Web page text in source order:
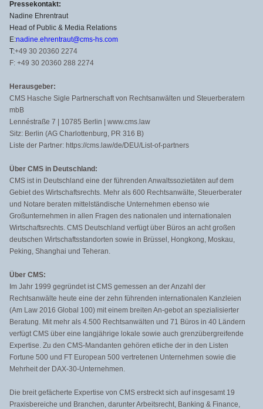
Pressekontakt:
Nadine Ehrentraut
Head of Public & Media Relations
E:nadine.ehrentraut@cms-hs.com
T:+49 30 20360 2274
F: +49 30 20360 288 2274
Herausgeber:
CMS Hasche Sigle Partnerschaft von Rechtsanwälten und Steuerberatern
mbB
Lennéstraße 7 | 10785 Berlin | www.cms.law
Sitz: Berlin (AG Charlottenburg, PR 316 B)
Liste der Partner: https://cms.law/de/DEU/List-of-partners
Über CMS in Deutschland:
CMS ist in Deutschland eine der führenden Anwaltssozietäten auf dem
Gebiet des Wirtschaftsrechts. Mehr als 600 Rechtsanwälte, Steuerberater
und Notare beraten mittelständische Unternehmen ebenso wie
Großunternehmen in allen Fragen des nationalen und internationalen
Wirtschaftsrechts. CMS Deutschland verfügt über Büros an acht großen
deutschen Wirtschaftsstandorten sowie in Brüssel, Hongkong, Moskau,
Peking, Shanghai und Teheran.
Über CMS:
Im Jahr 1999 gegründet ist CMS gemessen an der Anzahl der
Rechtsanwälte heute eine der zehn führenden internationalen Kanzleien
(Am Law 2016 Global 100) mit einem breiten An-gebot an spezialisierter
Beratung. Mit mehr als 4.500 Rechtsanwälten und 71 Büros in 40 Ländern
verfügt CMS über eine langjährige lokale sowie auch grenzübergreifende
Expertise. Zu den CMS-Mandanten gehören etliche der in den Listen
Fortune 500 und FT European 500 vertretenen Unternehmen sowie die
Mehrheit der DAX-30-Unternehmen.
Die breit gefächerte Expertise von CMS erstreckt sich auf insgesamt 19
Praxisbereiche und Branchen, darunter Arbeitsrecht, Banking & Finance,